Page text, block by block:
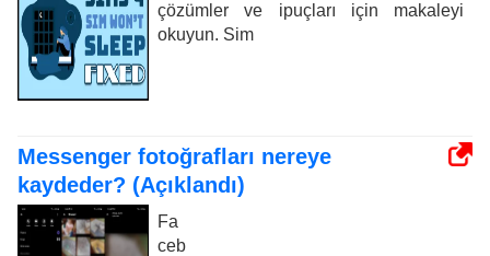
çözümler ve ipuçları için makaleyi
okuyun. Sim
Messenger fotoğrafları nereye
kaydeder? (Açıklandı)
Fa
ceb